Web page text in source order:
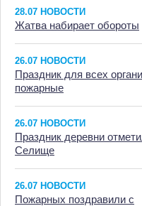
28.07 НОВОСТИ
Жатва набирает обороты
26.07 НОВОСТИ
Праздник для всех
пожарные
26.07 НОВОСТИ
Праздник деревни
Селище
26.07 НОВОСТИ
Пожарных поздравили с